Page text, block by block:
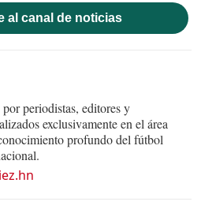
al canal de noticias
periodistas, editores y
exclusivamente en el área
profundo del fútbol